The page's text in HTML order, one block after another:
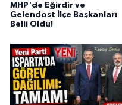
MHP'de Eğirdir ve
Gelendost İlçe Başkanları
Belli Oldu!